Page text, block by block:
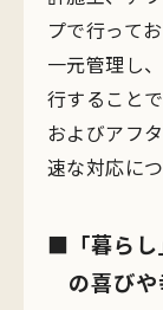
プで行って
一元管理し
行すること
およびアフ
速な対応に
「暮ら
の喜びや